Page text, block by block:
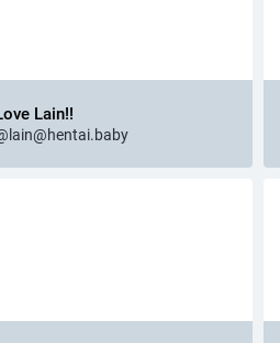
Lain!!